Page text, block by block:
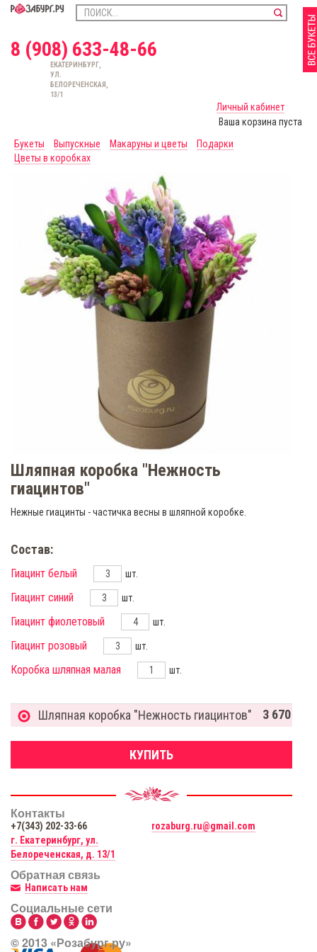
8 (908) 633-48-66
ЕКАТЕРИНБУРГ,
УЛ.
БЕЛОРЕЧЕНСКАЯ,
13/1
Личный кабинет
Ваша корзина пуста
Букеты
Выпускные Макаруны и цветы
Подарки
Цветы в коробках
Шляпная коробка "Нежность
гиацинтов"
Нежные гиацинты - частичка весны в шляпной коробке.
Состав:
Гиацинт белый шт.
Гиацинт синий шт.
Гиацинт фиолетовый шт.
Гиацинт розовый шт.
Коробка шляпная малая шт.
Шляпная коробка "Нежность гиацинтов" 3 670
КУПИТЬ
Контакты
+7(343) 202-33-66
rozaburg.ru@gmail.com
г. Екатеринбург, ул.
Белореченская, д. 13/1
Обратная связь
Написать нам
Социальные сети
© 2013 «Розабург.ру»